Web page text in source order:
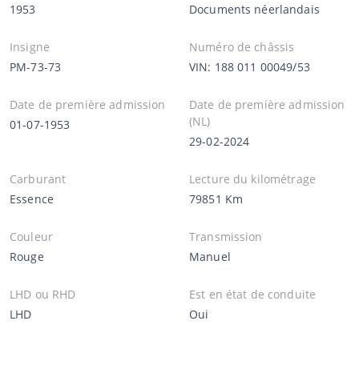
1953
Documents néerlandais
Insigne
PM-73-73
Numéro de châssis
VIN: 188 011 00049/53
Date de première admission
01-07-1953
Date de première admission
(NL)
29-02-2024
Carburant
Essence
Lecture du kilométrage
79851 Km
Couleur
Rouge
Transmission
Manuel
LHD ou RHD
LHD
Est en état de conduite
Oui